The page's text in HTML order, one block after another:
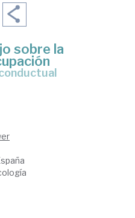
sobre la